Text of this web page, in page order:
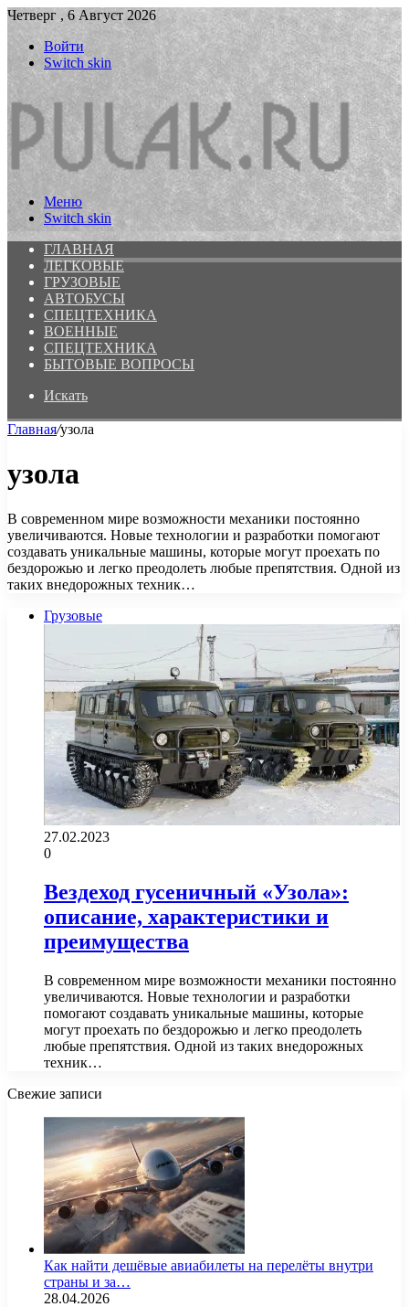
Четверг , 6 Август 2026
Войти
Switch skin
Меню
Switch skin
ГЛАВНАЯ
ЛЕГКОВЫЕ
ГРУЗОВЫЕ
АВТОБУСЫ
СПЕЦТЕХНИКА
ВОЕННЫЕ
СПЕЦТЕХНИКА
БЫТОВЫЕ ВОПРОСЫ
Искать
Главная/узола
узола
В современном мире возможности механики постоянно
увеличиваются. Новые технологии и разработки помогают
создавать уникальные машины, которые могут проехать по
бездорожью и легко преодолеть любые препятствия. Одной из
таких внедорожных техник…
Грузовые
27.02.2023
0
Вездеход гусеничный «Узола»:
описание, характеристики и
преимущества
В современном мире возможности механики постоянно
увеличиваются. Новые технологии и разработки
помогают создавать уникальные машины, которые
могут проехать по бездорожью и легко преодолеть
любые препятствия. Одной из таких внедорожных
техник…
Свежие записи
Как найти дешёвые авиабилеты на перелёты внутри
страны и за…
28.04.2026